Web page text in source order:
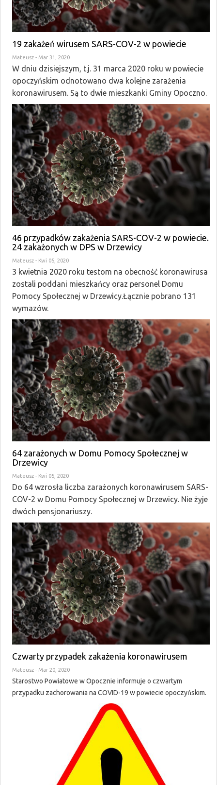
19 zakażeń wirusem SARS-COV-2 w powiecie
Mateusz - Mar 31, 2020
W dniu dzisiejszym, t.j. 31 marca 2020 roku w powiecie
opoczyńskim odnotowano dwa kolejne zarażenia
koronawirusem. Są to dwie mieszkanki Gminy Opoczno.
46 przypadków zakażenia SARS-COV-2 w powiecie.
24 zakażonych w DPS w Drzewicy
Mateusz - Kwi 05, 2020
3 kwietnia 2020 roku testom na obecność koronawirusa
zostali poddani mieszkańcy oraz personel Domu
Pomocy Społecznej w Drzewicy.Łącznie pobrano 131
wymazów.
64 zarażonych w Domu Pomocy Społecznej w
Drzewicy
Mateusz - Kwi 05, 2020
Do 64 wzrosła liczba zarażonych koronawirusem SARS-
COV-2 w Domu Pomocy Społecznej w Drzewicy. Nie żyje
dwóch pensjonariuszy.
Czwarty przypadek zakażenia koronawirusem
Mateusz - Mar 20, 2020
Starostwo Powiatowe w Opocznie informuje o czwartym
przypadku zachorowania na COVID-19 w powiecie opoczyńskim.